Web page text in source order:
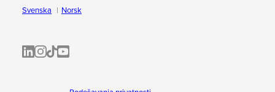
Svenska
Norsk
ALL-INKL.COM | LinkedIn
ALL-INKL.COM • Instagram photos and videos
ALL-INKL.COM | TikTok
ALLINKL.COM - YouTube